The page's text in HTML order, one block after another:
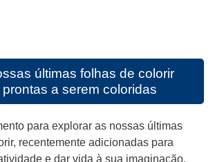
últimas folhas de colorir
a serem coloridas
para explorar as nossas últimas
recentemente adicionadas para
e dar vida à sua imaginação.